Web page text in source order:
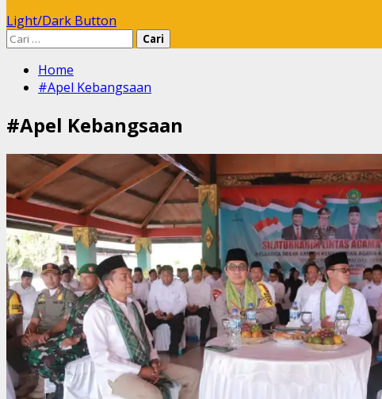
Light/Dark Button
Cari
Home
#Apel Kebangsaan
#Apel Kebangsaan